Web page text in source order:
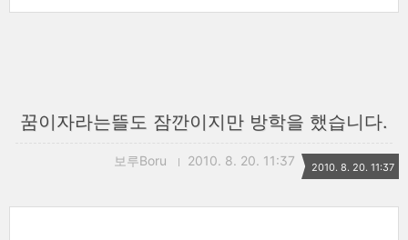
꿈이자라는뜰도 잠깐이지만 방학을 했습니다.
보루Boru 2010. 8. 20. 11:37 2010. 8. 20. 11:37